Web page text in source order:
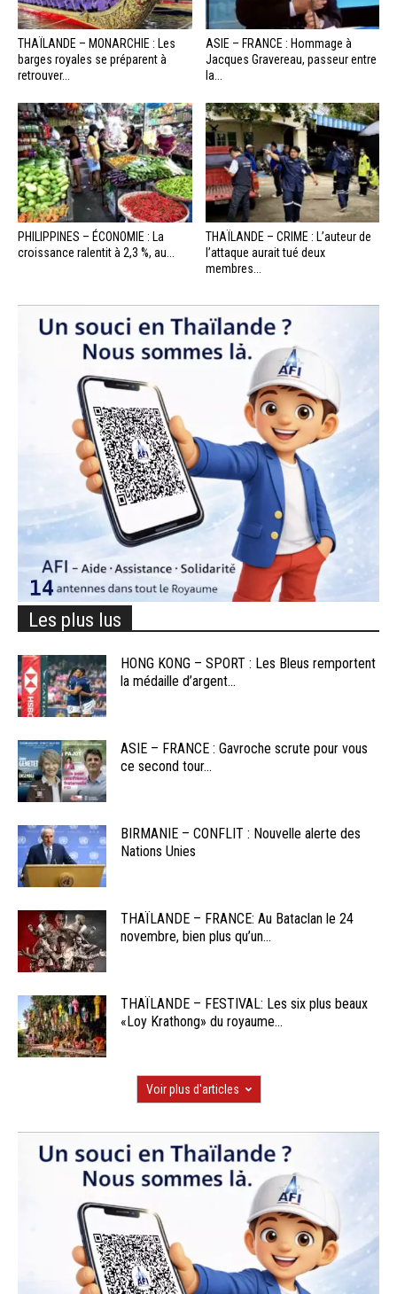
THAÏLANDE – MONARCHIE : Les
barges royales se préparent à
retrouver...
ASIE – FRANCE : Hommage à
Jacques Gravereau, passeur entre
la...
PHILIPPINES – ÉCONOMIE : La
croissance ralentit à 2,3 %, au...
THAÏLANDE – CRIME : L’auteur de
l’attaque aurait tué deux
membres...
Les plus lus
HONG KONG – SPORT : Les Bleus remportent
la médaille d’argent...
ASIE – FRANCE : Gavroche scrute pour vous
ce second tour...
BIRMANIE – CONFLIT : Nouvelle alerte des
Nations Unies
THAÏLANDE – FRANCE: Au Bataclan le 24
novembre, bien plus qu’un...
THAÏLANDE – FESTIVAL: Les six plus beaux
«Loy Krathong» du royaume...
Voir plus d'articles